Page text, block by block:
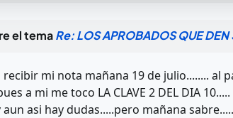
el temaRe: LOS APROBADOS QUE DEN
recibir mi nota mañana 19 de julio........ al
a mi me toco LA CLAVE 2 DEL DIA
asi hay dudas.....pero mañana sabre.....